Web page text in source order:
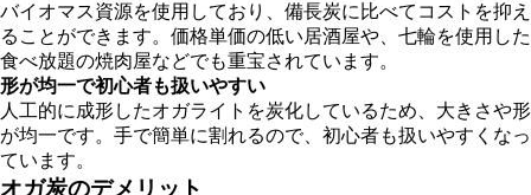
バイオマス資源を使用しており、備長炭に比べてコストを抑え
ることができます。価格単価の低い居酒屋や、七輪を使用した
食べ放題の焼肉屋などでも重宝されています。
形が均一で初心者も扱いやすい
人工的に成形したオガライトを炭化しているため、大きさや形
が均一です。手で簡単に割れるので、初心者も扱いやすくなっ
ています。
オガ炭のデメリット